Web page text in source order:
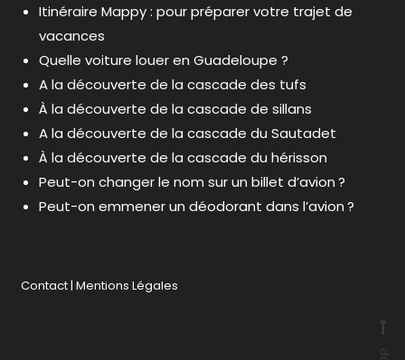
Itinéraire Mappy : pour préparer votre trajet de
vacances
Quelle voiture louer en Guadeloupe ?
A la découverte de la cascade des tufs
À la découverte de la cascade de sillans
A la découverte de la cascade du Sautadet
À la découverte de la cascade du hérisson
Peut-on changer le nom sur un billet d’avion ?
Peut-on emmener un déodorant dans l’avion ?
Contact|Mentions Légales